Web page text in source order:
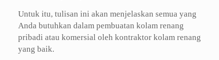
Untuk itu, tulisan ini akan menjelaskan semua yang
Anda butuhkan dalam pembuatan kolam renang
pribadi atau komersial oleh kontraktor kolam renang
yang baik.